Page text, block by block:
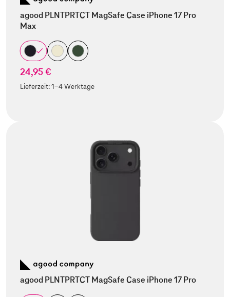
agood PLNTPRTCT MagSafe Case iPhone 17 Pro
Max
24,95 €
Lieferzeit:1-4 Werktage
agood PLNTPRTCT MagSafe Case iPhone 17 Pro